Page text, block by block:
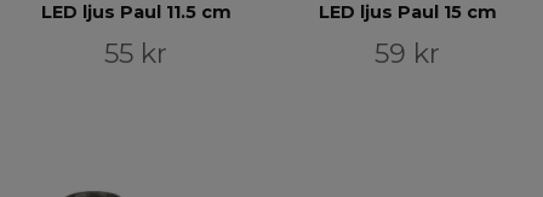
LED ljus Paul 11.5 cm
55 kr
LED ljus Paul 15 cm
59 kr